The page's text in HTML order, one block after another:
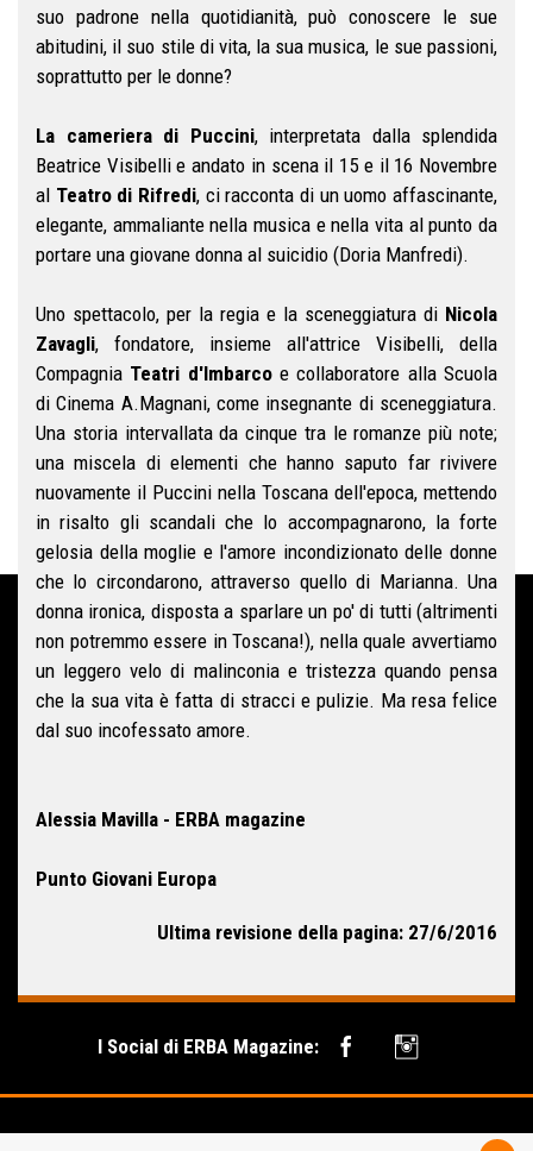
suo padrone nella quotidianità, può conoscere le sue
abitudini, il suo stile di vita, la sua musica, le sue passioni,
soprattutto per le donne?
La cameriera di Puccini, interpretata dalla splendida
Beatrice Visibelli e andato in scena il 15 e il 16 Novembre
al Teatro di Rifredi, ci racconta di un uomo affascinante,
elegante, ammaliante nella musica e nella vita al punto da
portare una giovane donna al suicidio (Doria Manfredi).
Uno spettacolo, per la regia e la sceneggiatura di Nicola
Zavagli, fondatore, insieme all'attrice Visibelli, della
Compagnia Teatri d'Imbarcoe collaboratore alla Scuola
di Cinema A.Magnani, come insegnante di sceneggiatura.
Una storia intervallata da cinque tra le romanze più note;
una miscela di elementi che hanno saputo far rivivere
nuovamente il Puccini nella Toscana dell'epoca, mettendo
in risalto gli scandali che lo accompagnarono, la forte
gelosia della moglie e l'amore incondizionato delle donne
che lo circondarono, attraverso quello di Marianna. Una
donna ironica, disposta a sparlare un po' di tutti (altrimenti
non potremmo essere in Toscana!), nella quale avvertiamo
un leggero velo di malinconia e tristezza quando pensa
che la sua vita è fatta di stracci e pulizie. Ma resa felice
dal suo incofessato amore.
Alessia Mavilla - ERBA magazine
Punto Giovani Europa
Ultima revisione della pagina: 27/6/2016
I Social di ERBA Magazine: